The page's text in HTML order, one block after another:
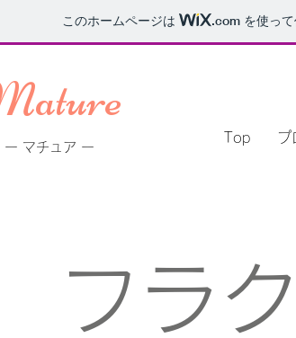
このホームページは .com を使っ
ー マチュア ー
Top プ
フラ